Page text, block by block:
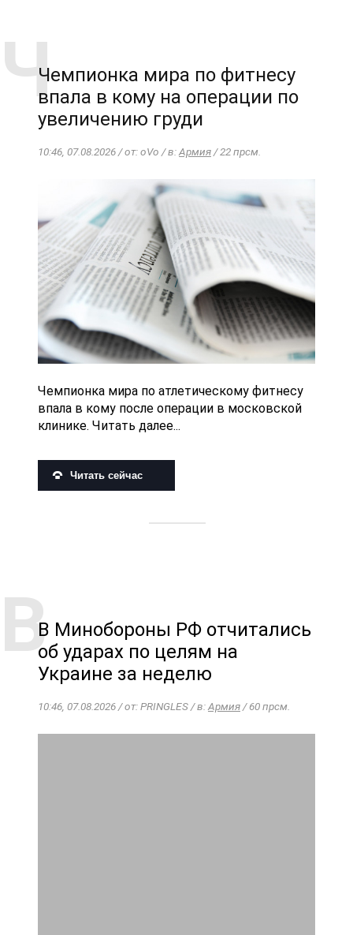
Чемпионка мира по фитнесу
впала в кому на операции по
увеличению груди
10:46, 07.08.2026 / от: oVo / в:Армия/ 22 прсм.
Чемпионка мира по атлетическому фитнесу
впала в кому после операции в московской
клинике. Читать далее...
Читать сейчас
В Минобороны РФ отчитались
об ударах по целям на
Украине за неделю
10:46, 07.08.2026 / от: PRINGLES / в:Армия/ 60 прсм.